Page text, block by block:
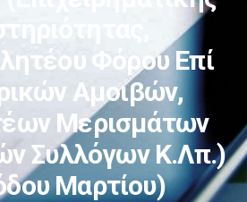
Φόρου Επί
Αμοιβών,
Μερισμάτων
Συλλόγων Κ.λπ.)
Μαρτίου)